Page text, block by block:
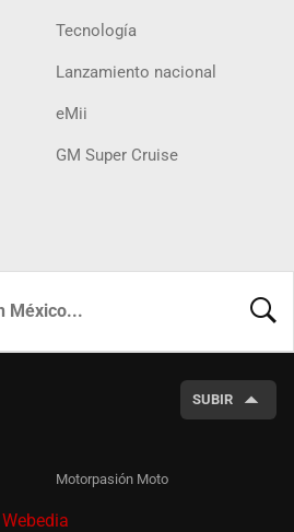
Tecnología
Lanzamiento nacional
eMii
GM Super Cruise
SUBIR
Motorpasión Moto